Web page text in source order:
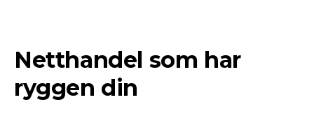
Netthandel som har
ryggen din